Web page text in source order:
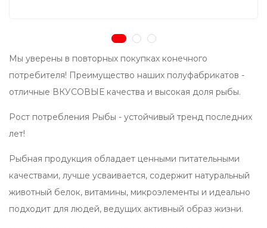
Мы уверены в повторных покупках конечного
потребителя! ​Преимущество наших полуфабрикатов -
отличные ВКУСОВЫЕ качества и высокая доля рыбы.
​Рост потребления Рыбы - устойчивый тренд последних
лет!
​Рыбная продукция обладает ценными питательными
качествами, лучше усваивается, содержит натуральный
животный белок, витамины, микроэлементы и идеально
подходит для людей, ведущих активный образ жизни.